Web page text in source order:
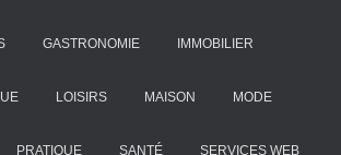
GASTRONOMIE IMMOBILIER
LOISIRS MAISON MODE
PRATIQUE SANTÉ SERVICES WEB